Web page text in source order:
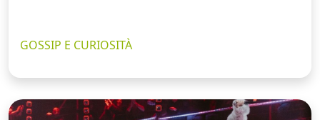
GOSSIP E CURIOSITÀ